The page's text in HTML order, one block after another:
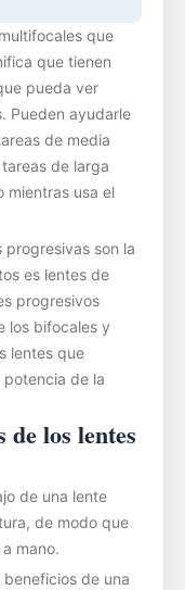
que
que tienen
pueda ver
Pueden ayudarle
de media
de larga
mientras usa el
progresivas son la
es lentes de
progresivos
los bifocales y
lentes que
de la
de los lentes
de una lente
de modo que
mano.
de una